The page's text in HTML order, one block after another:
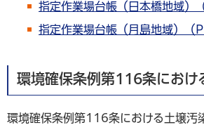
指定作業場台帳（日本橋地域）
指定作業場台帳（月島地域）（
環境確保条例第116条におけ
環境確保条例第116条における土壌汚